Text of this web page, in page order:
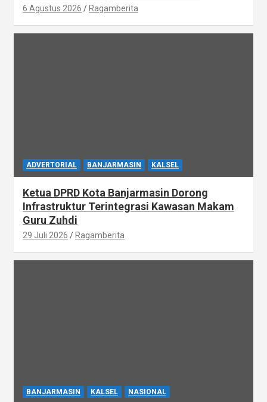
6 Agustus 2026 Ragamberita
ADVERTORIAL BANJARMASIN KALSEL
Ketua DPRD Kota Banjarmasin Dorong
Infrastruktur Terintegrasi Kawasan Makam
Guru Zuhdi
29 Juli 2026 Ragamberita
BANJARMASIN KALSEL NASIONAL